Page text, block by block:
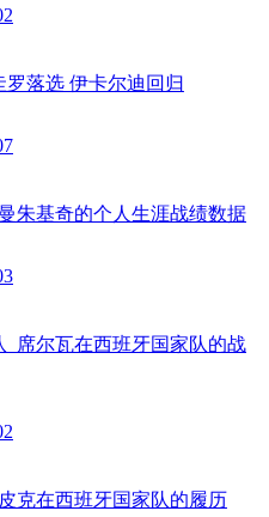
落选 伊卡尔迪回归
朱基奇的个人生涯战绩数据
席尔瓦在西班牙国家队的战
克在西班牙国家队的履历